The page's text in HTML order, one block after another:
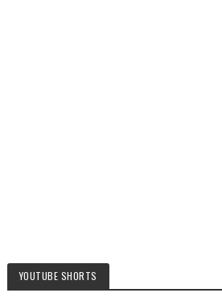
YOUTUBE SHORTS